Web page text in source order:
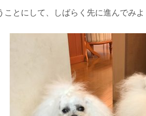
ことにして、しばらく先に進んでみ